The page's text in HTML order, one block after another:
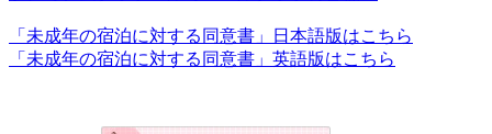
「未成年の宿泊に対する同意書」日本語版はこちら
「未成年の宿泊に対する同意書」英語版はこちら